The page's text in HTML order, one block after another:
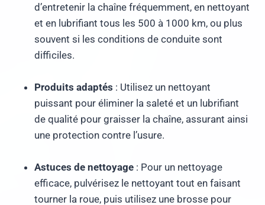
d’entretenir la chaîne fréquemment, en nettoyant
et en lubrifiant tous les 500 à 1000 km, ou plus
souvent si les conditions de conduite sont
difficiles.
Produits adaptés : Utilisez un nettoyant
puissant pour éliminer la saleté et un lubrifiant
de qualité pour graisser la chaîne, assurant ainsi
une protection contre l’usure.
Astuces de nettoyage : Pour un nettoyage
efficace, pulvérisez le nettoyant tout en faisant
tourner la roue, puis utilisez une brosse pour